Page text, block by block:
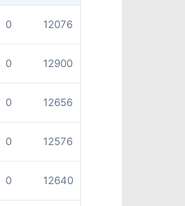
0 12076
0 12900
0 12656
0 12576
0 12640